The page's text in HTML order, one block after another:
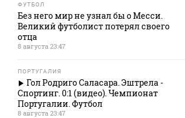
ФУТБОЛ
Без него мир не узнал бы о Месси.
Великий футболист потерял своего
отца
8 августа 23:47
ПОРТУГАЛИЯ
Гол Родриго Саласара. Эштрела -
Спортинг. 0:1 (видео). Чемпионат
Португалии. Футбол
8 августа 23:47